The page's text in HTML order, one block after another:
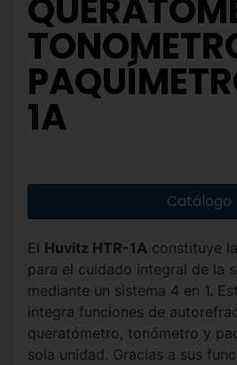
1A
Catálogo
El Huvitz HTR-1A constituye
para el cuidado integral de la
mediante un sistema 4 en 1.
integra funciones de
queratómetro, tonómetro y
sola unidad. Gracias a sus